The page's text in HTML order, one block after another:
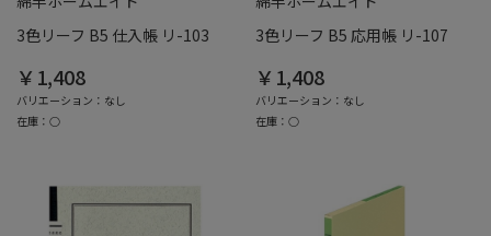
3色リーフ B5 仕入帳 リ-103
￥1,408
バリエーション：なし
在庫：○
3色リーフ B5 応用帳 リ-107
￥1,408
バリエーション：なし
在庫：○